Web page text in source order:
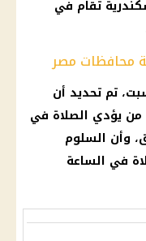
تقام في
محافظات مصر
تم تحديد أن
من يؤدي الصلاة في
وأن السلوم
في الساعة